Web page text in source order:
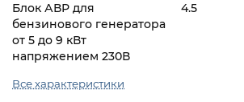
Блок АВР для
бензинового генератора
от 5 до 9 кВт
напряжением 230В
4.5
Все характеристики